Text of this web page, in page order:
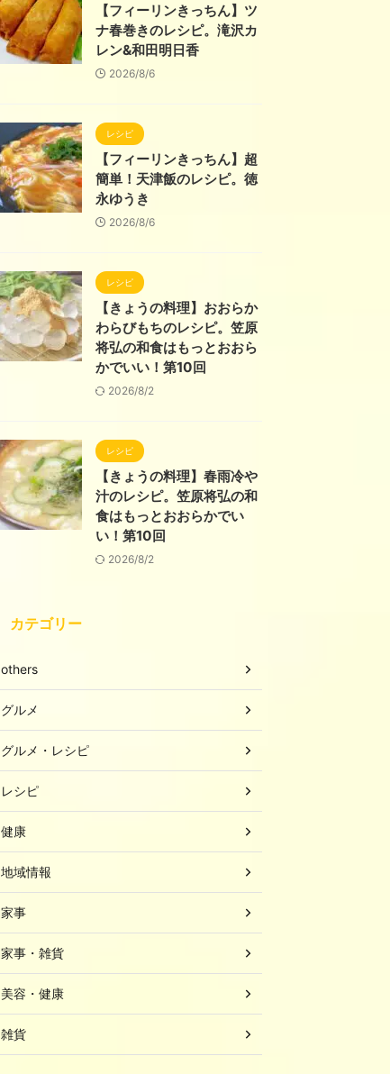
【フィーリンきっちん】ツ
ナ春巻きのレシピ。滝沢カ
レン&和田明日香
2026/8/6
レシピ
【フィーリンきっちん】超
簡単！天津飯のレシピ。徳
永ゆうき
2026/8/6
レシピ
【きょうの料理】おおらか
わらびもちのレシピ。笠原
将弘の和食はもっとおおら
かでいい！第10回
2026/8/2
レシピ
【きょうの料理】春雨冷や
汁のレシピ。笠原将弘の和
食はもっとおおらかでい
い！第10回
2026/8/2
カテゴリー
others
グルメ
グルメ・レシピ
レシピ
健康
地域情報
家事
家事・雑貨
美容・健康
雑貨